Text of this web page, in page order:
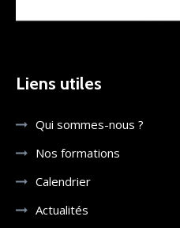
Liens utiles
Qui sommes-nous ?
Nos formations
Calendrier
Actualités